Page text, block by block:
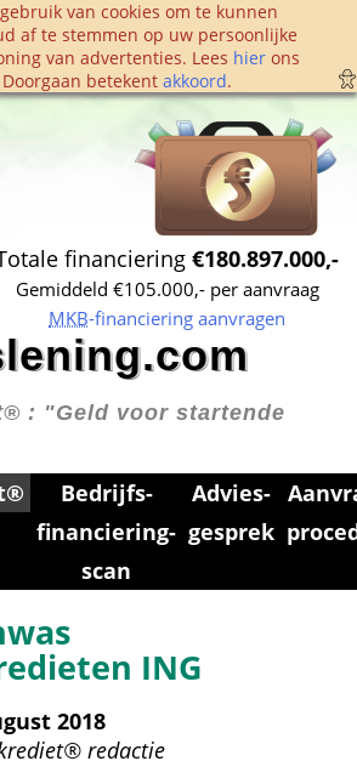
van cookies om te kunnen
af te stemmen op uw persoonlijke
van advertenties. Lees hier ons
betekent akkoord.
financiering €180.897.000,-
Gemiddeld €105.000,- per aanvraag
MKB-financiering aanvragen
: "Geld voor startende
Bedrijfs­
financiering­
scan
Advies­
gesprek
ING
2018
redactie